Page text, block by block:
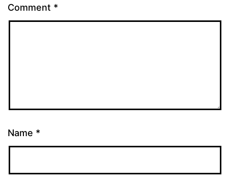
Comment *
Name *